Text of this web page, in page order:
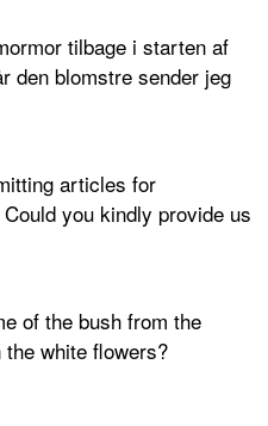
tilbage i starten af
den blomstre sender jeg
articles for
you kindly provide us
of the bush from the
white flowers?